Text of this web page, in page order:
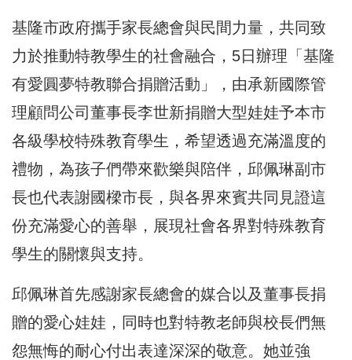
基隆市政府攜手家長總會與民間力量，共同致
力於推動特教學生的社會融合，5日辦理「基隆
有愛圓夢特教聯合捐贈活動」，由承新國際管
理顧問公司董事長李世新捐贈大型娃娃予本市
各級學校特殊教育學生，希望透過充滿溫度的
禮物，為孩子們帶來歡樂與陪伴，邱佩琳副市
長也代表謝國樑市長，與各界來賓共同見證這
份充滿愛心的善舉，展現社會各界對特殊教育
學生的關懷與支持。
邱佩琳首先感謝家長總會的媒合以及董事長捐
贈的愛心娃娃，同時也對特教老師與校長們無
怨無悔的耐心付出表達深深的敬意。她並強